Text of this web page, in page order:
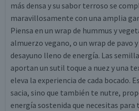
más densa y su sabor terroso se
maravillosamente con una amplia
Piensa en un wrap de hummus y
almuerzo vegano, o un wrap de pavo
desayuno lleno de energía. Las
aportan un sutil toque a nuez y una
eleva la experiencia de cada bocado.
sacia, sino que también te nutre,
energía sostenida que necesitas para